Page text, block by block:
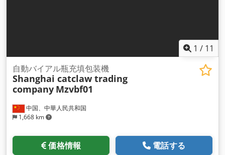
1 / 11
中国、中華人民共和国
1,668 km
自動バイアル瓶充填包装機
Shanghai catclaw trading
company Mzvbf01
価格情報 電話する